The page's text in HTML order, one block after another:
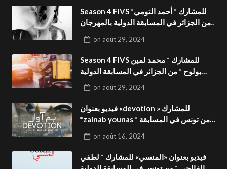
Season 4 FIVS للمشارك * أحمد التومي*
من الجزائر في المسابقة الدولية بالمهرجان
»فيديو بعنوان
on août 29, 2024
Season 4 FIVS للمشارك * محمد لمين
بولوح * من الجزائر في المسابقة الدولية
بالمهرجان الدولي للفيدوهات
on août 29, 2024
فيديو بعنوان «devotion » للمشارك
*zainab younas * من تونس في المسابقة
التوعوية Season 4 FIVS
on août 16, 2024
فيديو بعنوان «المنسي» للمشارك * لطفي